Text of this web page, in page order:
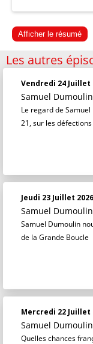
Afficher le résumé
Les autres
Vendredi 24 Juillet
Samuel Dumoulin
Le regard de
21, sur les
Jeudi 23 Juillet 2026
Samuel Dumoulin
Samuel Dumoulin
de la Grande Boucle
Mercredi 22 Juillet
Samuel Dumoulin
Quelles chances